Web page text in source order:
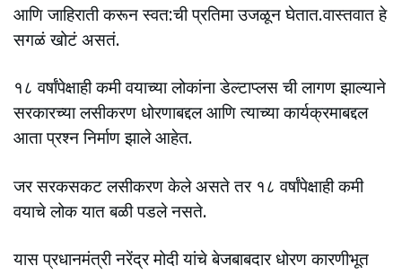
आणि जाहिराती करून स्वत:ची प्रतिमा उजळून घेतात.वास्तवात हे
सगळं खोटं असतं.
१८ वर्षांपेक्षाही कमी वयाच्या लोकांना डेल्टाप्लस ची लागण झाल्याने
सरकारच्या लसीकरण धोरणाबद्दल आणि त्याच्या कार्यक्रमाबद्दल
आता प्रश्न निर्माण झाले आहेत.
जर सरकसकट लसीकरण केले असते तर १८ वर्षांपेक्षाही कमी
वयाचे लोक यात बळी पडले नसते.
यास प्रधानमंत्री नरेंद्र मोदी यांचे बेजबाबदार धोरण कारणीभूत